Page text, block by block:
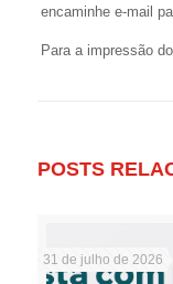
encaminhe e-mail
Para a impressão
POSTS
31 de julho de 2026